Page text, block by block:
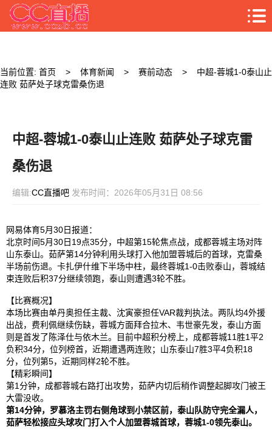
当前位置: 首页 > 体育新闻 > 赛前动态
> 中超-蓉城1-0泰山止
连败 茹萨处子球克雷桑伤退
中超-蓉城1-0泰山止连败 茹萨处子球克雷
桑伤退
编辑:CC直播吧 发布时间：2026年05月31日 08:56
网易体育5月30日报道：
北京时间5月30日19点35分，中超第15轮焦点战，成都蓉城主场对阵
山东泰山。 茹萨第14分钟利用头球打入他加盟蓉城后的首球， 克雷桑
半场前伤退。卡扎伊什维下半场中柱，最终蓉城1-0击败泰山，蓉城结
束连败后积37分继续领跑，泰山则遭遇3轮不胜。
【比赛概况】
本场比赛由单丹奥担任主裁、沈寅豪担任VAR裁判执法。两队均4外援
出战，费利佩继续伤缺，蓉城方面拜合拉木、 韦世豪先发，泰山方面
则是首发了陈泽仕与依木兰。目前中超积分榜上，成都蓉城11胜1平2
负积34分，位列榜首，近期遭遇两连败；山东泰山7胜3平4负积18
分，位列第5，近期同样2轮不胜。
【精彩瞬间】
第1分钟，成都蓉城右路打出攻势，茹萨内切后稍作调整起脚攻门被王
大雷没收。
第14分钟，罗慕洛主罚右侧角球到小禁区前，泰山队防守完全漏人，
茹萨轻松接应头球攻门打入个人加盟蓉城首球，蓉城1-0领先泰山。